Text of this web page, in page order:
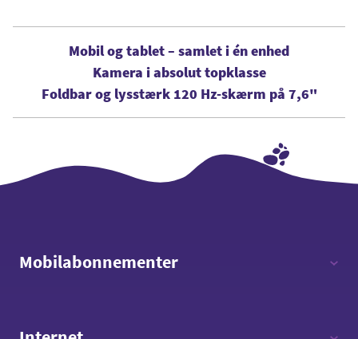
Mobil og tablet – samlet i én enhed
Kamera i absolut topklasse
Foldbar og lysstærk 120 Hz-skærm på 7,6"
Mobilabonnementer